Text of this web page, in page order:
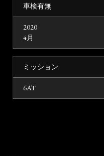
車検有無
2020
4月
ミッション
6AT